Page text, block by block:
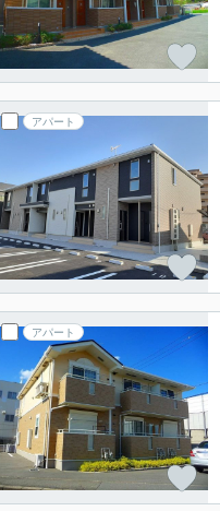
アパート
アパート